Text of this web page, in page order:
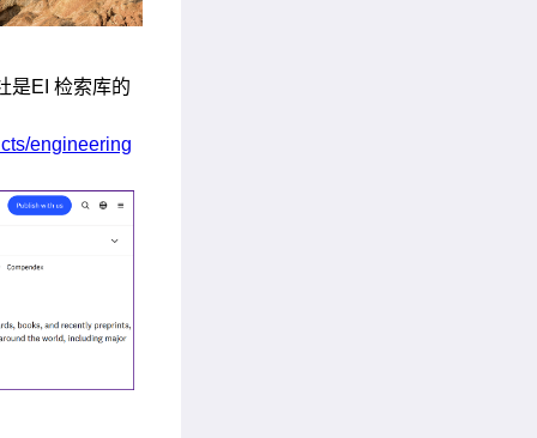
是EI 检索库的
engineering